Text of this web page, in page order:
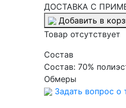
ДОСТАВКА С
Добавить в
Товар отсутствует
Cостав
Состав: 70%
Обмеры
Задать вопрос о